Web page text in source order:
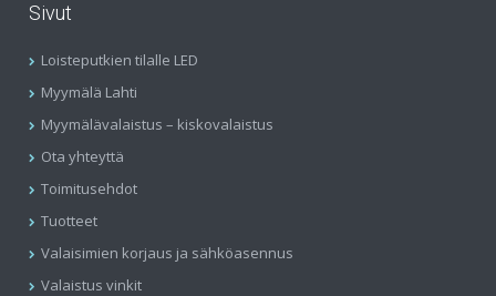
Sivut
Loisteputkien tilalle LED
Myymälä Lahti
Myymälävalaistus – kiskovalaistus
Ota yhteyttä
Toimitusehdot
Tuotteet
Valaisimien korjaus ja sähköasennus
Valaistus vinkit